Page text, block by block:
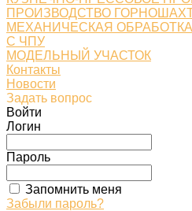
ПРОИЗВОДСТВО
МЕХАНИЧЕСКАЯ
С ЧПУ
МОДЕЛЬНЫЙ УЧАСТОК
Контакты
Новости
Задать вопрос
Войти
Логин
Пароль
Запомнить меня
Забыли пароль?